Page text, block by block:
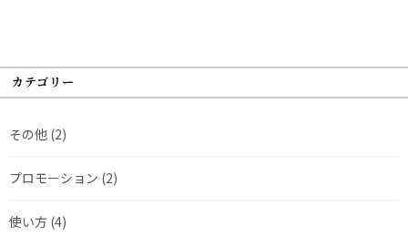
カテゴリー
その他 (2)
プロモーション (2)
使い方 (4)